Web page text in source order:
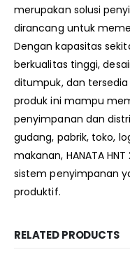
merupakan solusi
dirancang untuk
Dengan kapasitas
berkualitas tinggi,
ditumpuk, dan
produk ini mampu
penyimpanan dan
gudang, pabrik, toko,
makanan, HANATA
sistem penyimpanan
produktif.
RELATED PRODUCTS